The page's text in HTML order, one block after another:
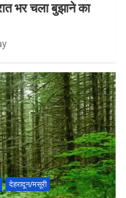
भर चला बुझाने का
देहरादून/मसूरी